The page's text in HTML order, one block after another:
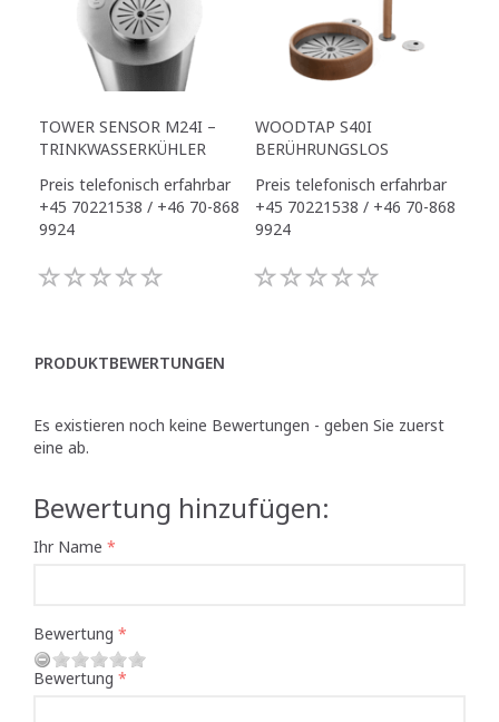
TOWER SENSOR M24I –
TRINKWASSERKÜHLER
Preis telefonisch erfahrbar
+45 70221538 / +46 70-868
9924
WOODTAP S40I
BERÜHRUNGSLOS
Preis telefonisch erfahrbar
+45 70221538 / +46 70-868
9924
PRODUKTBEWERTUNGEN
Es existieren noch keine Bewertungen - geben Sie zuerst
eine ab.
Bewertung hinzufügen:
Ihr Name
Bewertung
Bewertung